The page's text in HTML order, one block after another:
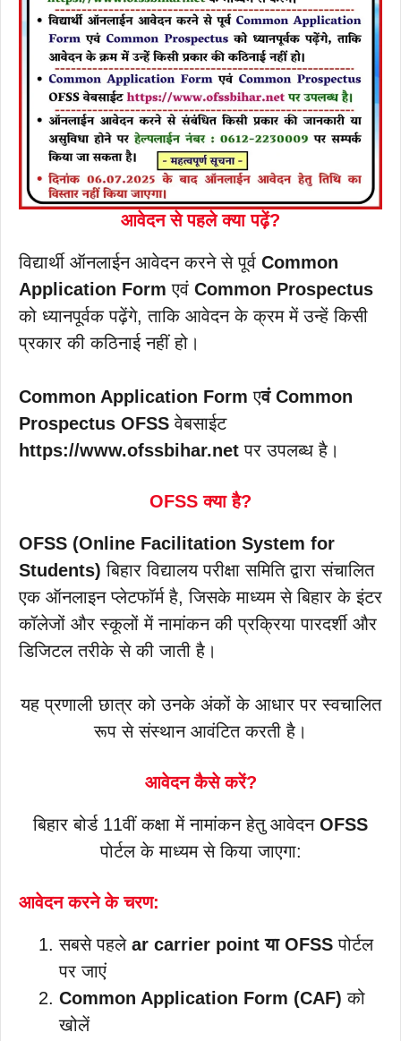
आवेदन से पहले क्या पढ़ें?
विद्यार्थी ऑनलाईन आवेदन करने से पूर्व Common
Application Form एवं Common Prospectus
को ध्यानपूर्वक पढ़ेंगे, ताकि आवेदन के क्रम में उन्हें किसी
प्रकार की कठिनाई नहीं हो।
Common Application Form एवं Common
Prospectus OFSSवेबसाईट
https://www.ofssbihar.net पर उपलब्ध है।
OFSS क्या है?
OFSS (Online Facilitation System for
Students) बिहार विद्यालय परीक्षा समिति द्वारा संचालित
एक ऑनलाइन प्लेटफॉर्म है, जिसके माध्यम से बिहार के इंटर
कॉलेजों और स्कूलों में नामांकन की प्रक्रिया पारदर्शी और
डिजिटल तरीके से की जाती है।
यह प्रणाली छात्र को उनके अंकों के आधार पर स्वचालित
रूप से संस्थान आवंटित करती है।
आवेदन कैसे करें?
बिहार बोर्ड 11वीं कक्षा में नामांकन हेतु आवेदन OFSS
पोर्टल के माध्यम से किया जाएगा:
आवेदन करने के चरण:
सबसे पहले ar carrier point या OFSS पोर्टल
पर जाएं
Common Application Form (CAF) को
खोलें